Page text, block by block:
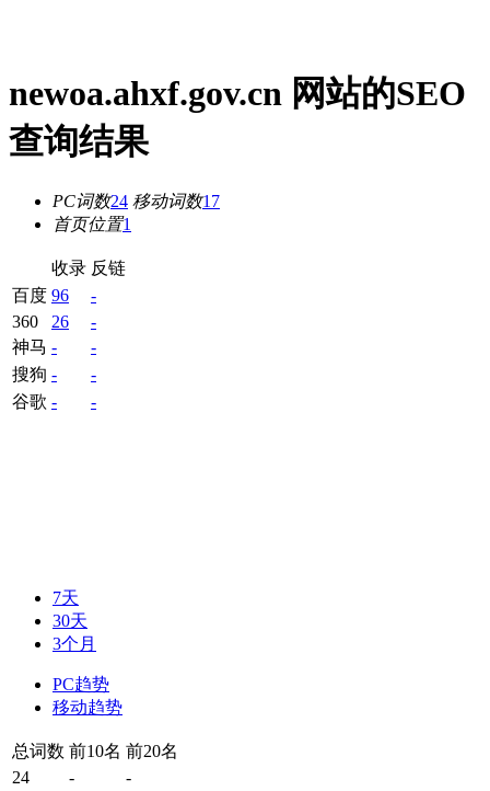
newoa.ahxf.gov.cn 网站的SEO
查询结果
PC词数24 移动词数17
首页位置1
收录 反链
百度 96
-
360
26
-
神马 -
-
搜狗 -
-
谷歌 - -
7天
30天
3个月
PC趋势
移动趋势
总词数 前10名 前20名
24
-
-